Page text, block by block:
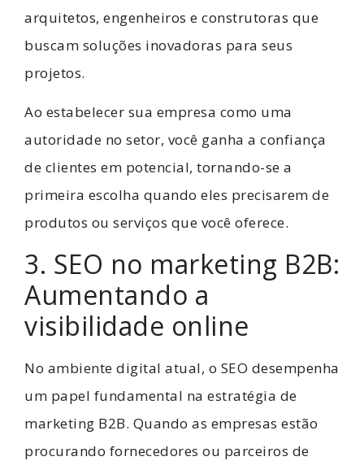
arquitetos, engenheiros e construtoras que
buscam soluções inovadoras para seus
projetos.
Ao estabelecer sua empresa como uma
autoridade no setor, você ganha a confiança
de clientes em potencial, tornando-se a
primeira escolha quando eles precisarem de
produtos ou serviços que você oferece.
3. SEO no marketing B2B:
Aumentando a
visibilidade online
No ambiente digital atual, o SEO desempenha
um papel fundamental na estratégia de
marketing B2B. Quando as empresas estão
procurando fornecedores ou parceiros de